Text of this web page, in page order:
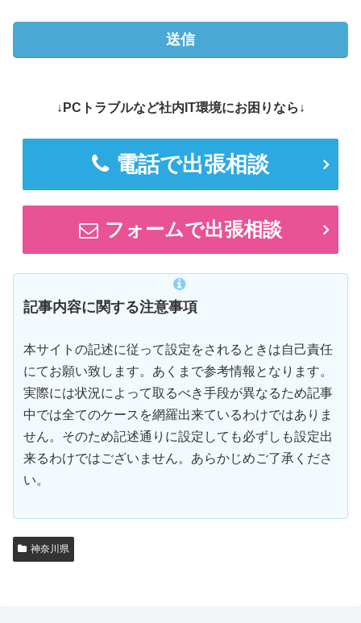
↓PCトラブルなど社内IT環境にお困りなら↓
電話で出張相談
フォームで出張相談
記事内容に関する注意事項
本サイトの記述に従って設定をされるときは自己責任
にてお願い致します。あくまで参考情報となります。
実際には状況によって取るべき手段が異なるため記事
中では全てのケースを網羅出来ているわけではありま
せん。そのため記述通りに設定しても必ずしも設定出
来るわけではございません。あらかじめご了承くださ
い。
神奈川県